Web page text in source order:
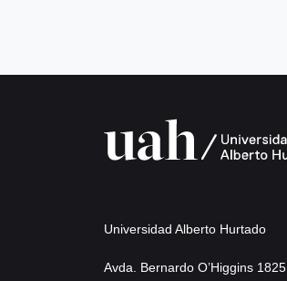
Universidad Alberto Hurtado
Avda. Bernardo O’Higgins 1825